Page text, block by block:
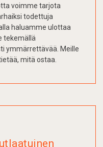
voimme tarjota
todettuja
haluamme ulottaa
tekemällä
ymmärrettävää. Meille
mitä ostaa.